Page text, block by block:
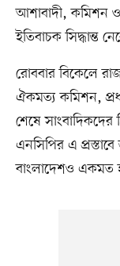
আশাবাদী, কমিশন ও
ইতিবাচক সিদ্ধান্ত
রোববার বিকেলে
ঐকমত্য কমিশন,
শেষে
এনসিপির এ
বাংলাদেশও একমত